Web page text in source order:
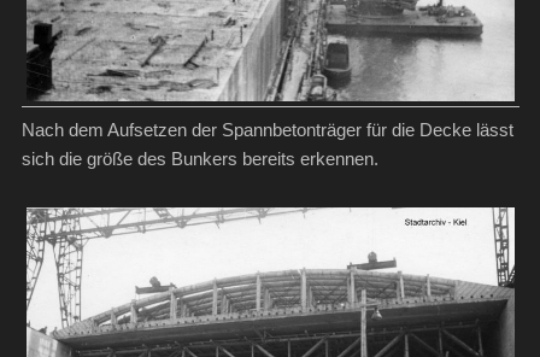
Nach dem Aufsetzen der Spannbetonträger für die Decke lässt
sich die größe des Bunkers bereits erkennen.